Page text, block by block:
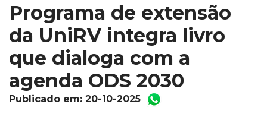
Programa de extensão
da UniRV integra livro
que dialoga com a
agenda ODS 2030
Publicado em: 20-10-2025